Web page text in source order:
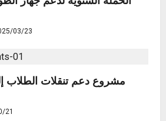
03/23
مشروع دعم تنقلات الطلاب
21